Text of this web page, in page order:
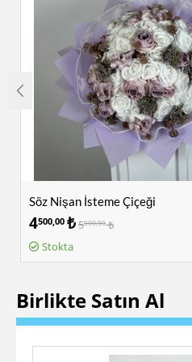
Söz Nişan İsteme Çiçeği
4500,00 ₺5000,00 ₺
Stokta
Birlikte Satın Al